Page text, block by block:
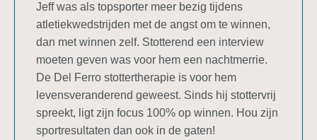
Jeff was als topsporter meer bezig tijdens
atletiekwedstrijden met de angst om te winnen,
dan met winnen zelf. Stotterend een interview
moeten geven was voor hem een nachtmerrie.
De Del Ferro stottertherapie is voor hem
levensveranderend geweest. Sinds hij stottervrij
spreekt, ligt zijn focus 100% op winnen. Hou zijn
sportresultaten dan ook in de gaten!